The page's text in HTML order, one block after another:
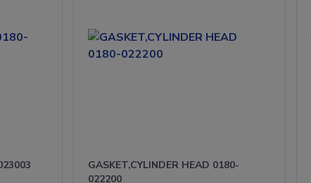
GASKET,CYLINDER HEAD 0180-
022200